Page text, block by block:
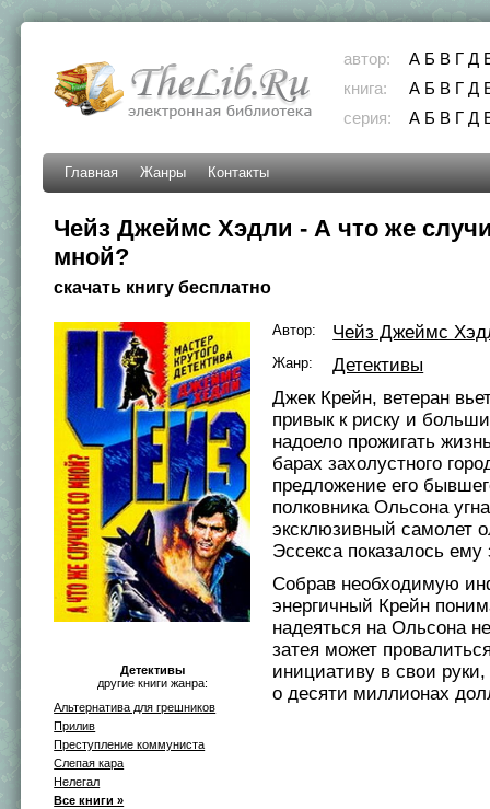
автор: А Б В Г Д
книга:
А Б В Г Д
серия:
А Б В Г Д
Главная Жанры Контакты
Чейз Джеймс Хэдли - А что же
мной?
скачать книгу бесплатно
Детективы
другие книги жанра:
Альтернатива для грешников
Прилив
Преступление коммуниста
Слепая кара
Нелегал
Все книги »
Автор: Чейз Джеймс
Жанр:
Детективы
Джек Крейн, ветеран
привык к риску и
надоело прожигать
барах захолустного
предложение его
полковника Ольсона
эксклюзивный самолет
Эссекса показалось
Собрав необходимую
энергичный Крейн
надеяться на Ольсона
затея может
инициативу в свои
о десяти миллионах